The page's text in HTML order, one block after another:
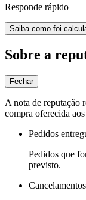
Responde rápido
Saiba como foi
Sobre a
Fechar
A nota de reputação
compra oferecida
Pedidos
Pedidos que
previsto.
Cancelamentos